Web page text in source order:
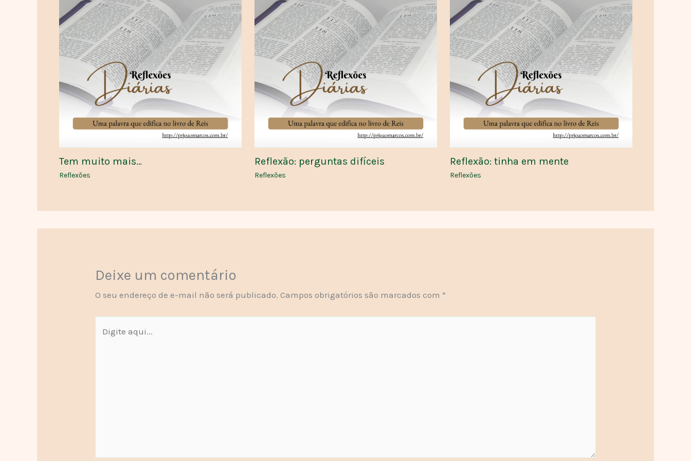
Tem muito mais…
Reflexões
Reflexão: perguntas difíceis
Reflexões
Reflexão: tinha em mente
Reflexões
Deixe um comentário
O seu endereço de e-mail não será publicado. Campos obrigatórios são marcados com *
aqui...